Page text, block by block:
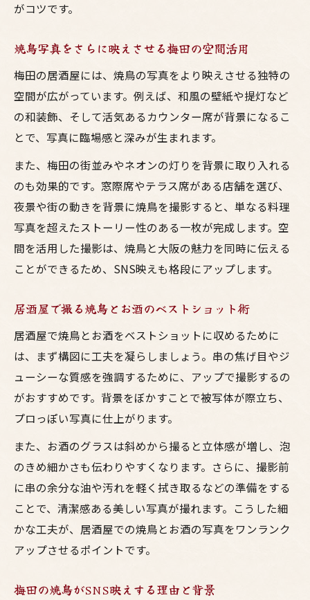
がコツです。
焼鳥写真をさらに映えさせる梅田の空間活用
梅田の居酒屋には、焼鳥の写真をより映えさせる独特の
空間が広がっています。例えば、和風の壁紙や提灯など
の和装飾、そして活気あるカウンター席が背景になるこ
とで、写真に臨場感と深みが生まれます。
また、梅田の街並みやネオンの灯りを背景に取り入れる
のも効果的です。窓際席やテラス席がある店舗を選び、
夜景や街の動きを背景に焼鳥を撮影すると、単なる料理
写真を超えたストーリー性のある一枚が完成します。空
間を活用した撮影は、焼鳥と大阪の魅力を同時に伝える
ことができるため、SNS映えも格段にアップします。
居酒屋で撮る焼鳥とお酒のベストショット術
居酒屋で焼鳥とお酒をベストショットに収めるために
は、まず構図に工夫を凝らしましょう。串の焦げ目やジ
ューシーな質感を強調するために、アップで撮影するの
がおすすめです。背景をぼかすことで被写体が際立ち、
プロっぽい写真に仕上がります。
また、お酒のグラスは斜めから撮ると立体感が増し、泡
のきめ細かさも伝わりやすくなります。さらに、撮影前
に串の余分な油や汚れを軽く拭き取るなどの準備をする
ことで、清潔感ある美しい写真が撮れます。こうした細
かな工夫が、居酒屋での焼鳥とお酒の写真をワンランク
アップさせるポイントです。
梅田の焼鳥がSNS映えする理由と背景